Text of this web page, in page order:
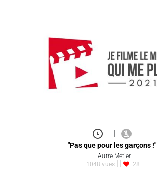
|
"Pas que pour les garçons !"
Autre Métier
1048 vues
28